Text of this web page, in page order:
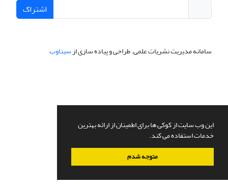
این وب سایت از کوکی ها برای اطمینان از ارائه بهترین
خدمات استفاده می کند.
متوجه شدم
اشتراک
سامانه مدیریت نشریات علمی.طراحی و پیاده سازی ازسیناوب